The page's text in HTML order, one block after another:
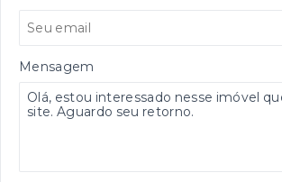
Mensagem